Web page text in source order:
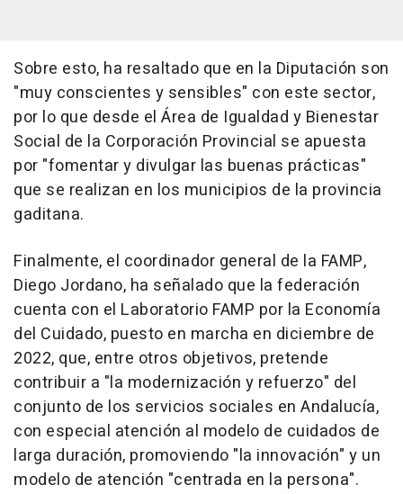
Sobre esto, ha resaltado que en la Diputación son
"muy conscientes y sensibles" con este sector,
por lo que desde el Área de Igualdad y Bienestar
Social de la Corporación Provincial se apuesta
por "fomentar y divulgar las buenas prácticas"
que se realizan en los municipios de la provincia
gaditana.
Finalmente, el coordinador general de la FAMP,
Diego Jordano, ha señalado que la federación
cuenta con el Laboratorio FAMP por la Economía
del Cuidado, puesto en marcha en diciembre de
2022, que, entre otros objetivos, pretende
contribuir a "la modernización y refuerzo" del
conjunto de los servicios sociales en Andalucía,
con especial atención al modelo de cuidados de
larga duración, promoviendo "la innovación" y un
modelo de atención "centrada en la persona".